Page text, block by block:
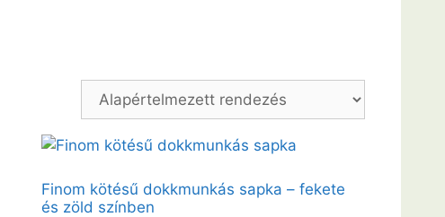
Finom kötésű dokkmunkás sapka – fekete
és zöld színben